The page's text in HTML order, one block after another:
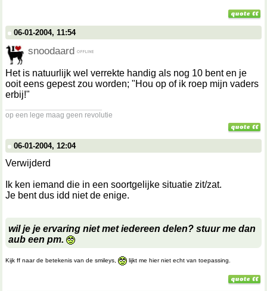
06-01-2004, 11:54
snoodaard
Het is natuurlijk wel verrekte handig als nog 10 bent en je
ooit eens gepest zou worden; "Hou op of ik roep mijn vaders
erbij!"
op een lege maag geen revolutie
06-01-2004, 12:04
Verwijderd
Ik ken iemand die in een soortgelijke situatie zit/zat.
Je bent dus idd niet de enige.
wil je je ervaring niet met iedereen delen? stuur me dan
aub een pm.
Kijk ff naar de betekenis van de smileys, lijkt me hier niet echt van toepassing.